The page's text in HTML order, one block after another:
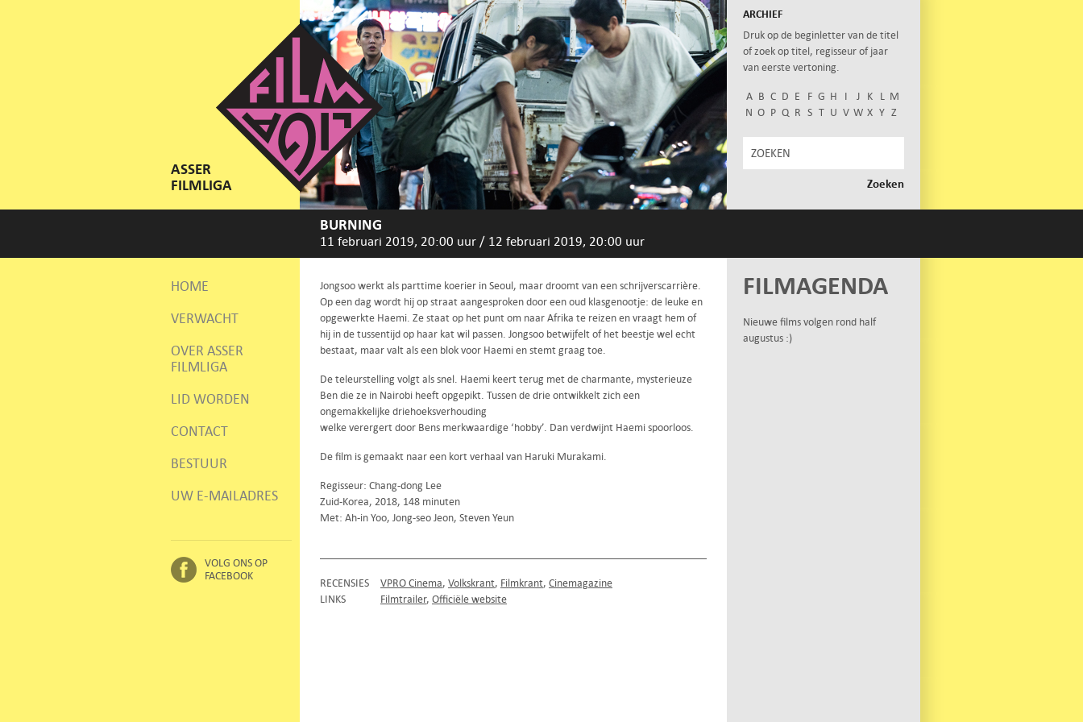
ASSER
FILMLIGA
ARCHIEF
Druk op de beginletter van de titel
of zoek op titel, regisseur of jaar
van eerste vertoning.
A B C D E F G H I J K L M
N O P Q R S T U V W X Y Z
BURNING
11 februari 2019, 20:00 uur / 12 februari 2019, 20:00 uur
HOME
VERWACHT
OVER ASSER
FILMLIGA
LID WORDEN
CONTACT
BESTUUR
UW E-MAILADRES
VOLG ONS OP
FACEBOOK
Jongsoo werkt als parttime koerier in Seoul, maar droomt van een schrijverscarrière.
Op een dag wordt hij op straat aangesproken door een oud klasgenootje: de leuke en
opgewerkte Haemi. Ze staat op het punt om naar Afrika te reizen en vraagt hem of
hij in de tussentijd op haar kat wil passen. Jongsoo betwijfelt of het beestje wel echt
bestaat, maar valt als een blok voor Haemi en stemt graag toe.
De teleurstelling volgt als snel. Haemi keert terug met de charmante, mysterieuze
Ben die ze in Nairobi heeft opgepikt. Tussen de drie ontwikkelt zich een
ongemakkelijke driehoeksverhouding
welke verergert door Bens merkwaardige ‘hobby’. Dan verdwijnt Haemi spoorloos.
De film is gemaakt naar een kort verhaal van Haruki Murakami.
Regisseur: Chang-dong Lee
Zuid-Korea, 2018, 148 minuten
Met: Ah-in Yoo, Jong-seo Jeon, Steven Yeun
RECENSIES VPRO Cinema Volkskrant Filmkrant Cinemagazine
LINKS
Filmtrailer Officiële website
FILMAGENDA
Nieuwe films volgen rond half
augustus :)